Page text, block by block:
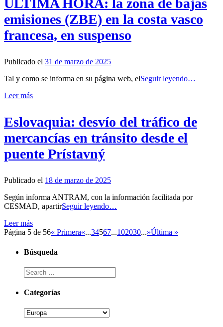
ÚLTIMA HORA: la zona de bajas
emisiones (ZBE) en la costa vasco
francesa, en suspenso
Publicado el 31 de marzo de 2025
Tal y como se informa en su página web, elSeguir leyendo…
Leer más
Eslovaquia: desvío del tráfico de
mercancías en tránsito desde el
puente Prístavný
Publicado el 18 de marzo de 2025
Según informa ANTRAM, con la información facilitada por
CESMAD, apartirSeguir leyendo…
Leer más
Página 5 de 56« Primera«...34567...102030...»Última »
Búsqueda
Categorías